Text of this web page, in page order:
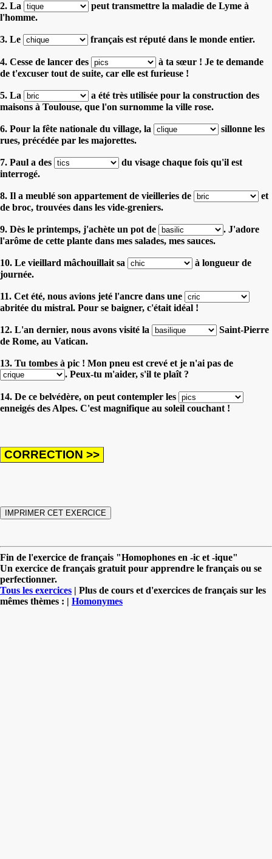
2. La
peut transmettre la maladie de Lyme à
l'homme.
3. Le français est réputé dans le monde entier.
4. Cesse de lancer des
à ta sœur ! Je te demande
de t'excuser tout de suite, car elle est furieuse !
5. La
a été très utilisée pour la construction des
maisons à Toulouse, que l'on surnomme la ville rose.
6. Pour la fête nationale du village, la
sillonne les
rues, précédée par les majorettes.
7. Paul a des
du visage chaque fois qu'il est
interrogé.
8. Il a meublé son appartement de vieilleries de
et
de broc, trouvées dans les vide-greniers.
9. Dès le printemps, j'achète un pot de
. J'adore
l'arôme de cette plante dans mes salades, mes sauces.
10. Le vieillard mâchouillait sa
à longueur de
journée.
11. Cet été, nous avions jeté l'ancre dans une
abritée du mistral. Pour se baigner, c'était idéal !
12. L'an dernier, nous avons visité la
Saint-Pierre
de Rome, au Vatican.
13. Tu tombes à pic ! Mon pneu est crevé et je n'ai pas de
. Peux-tu m'aider, s'il te plaît ?
14. De ce belvédère, on peut contempler les
enneigés des Alpes. C'est magnifique au soleil couchant !
Fin de l'exercice de français "Homophones en -ic et -ique"
Un exercice de français gratuit pour apprendre le français ou se
perfectionner.
Tous les exercices | Plus de cours et d'exercices de français sur les
mêmes thèmes : | Homonymes